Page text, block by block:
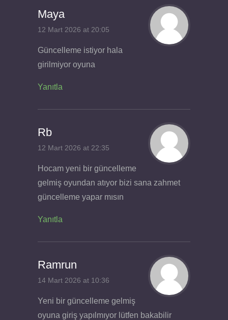
Maya
12 Mart 2026 at 20:05
Güncelleme istiyor hala
girilmiyor oyuna
Yanıtla
Rb
12 Mart 2026 at 22:35
Hocam yeni bir güncelleme
gelmiş oyundan atıyor bizi sana zahmet
güncelleme yapar mısın
Yanıtla
Ramrun
14 Mart 2026 at 10:36
Yeni bir güncelleme gelmiş
oyuna giriş yapılmıyor lütfen bakabilir